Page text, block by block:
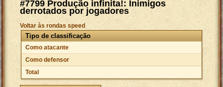
#7799 Produção infinita!: Inimigos
derrotados por jogadores
Voltar às rondas speed
Tipo de classificação
Como atacante
Como defensor
Total